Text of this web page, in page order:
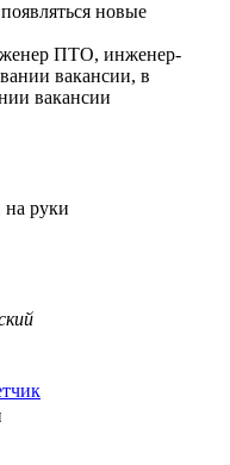
новые
ПТО, инженер-
вакансии, в
вакансии
на руки